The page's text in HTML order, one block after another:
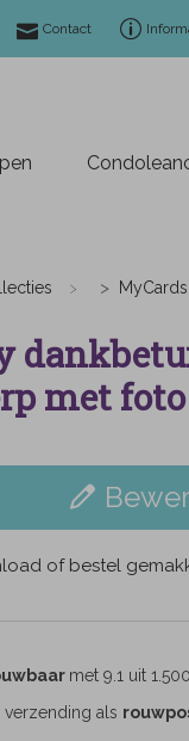
Contact
MyCards
met foto
of bestel
met 9.1 uit
verzending als